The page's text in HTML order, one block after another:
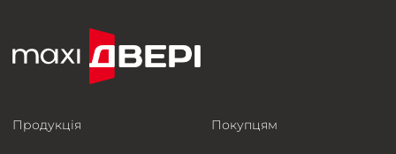
Продукція Покупцям